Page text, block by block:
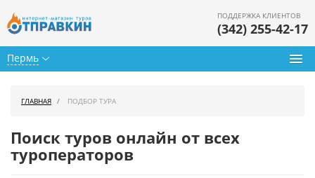
Пермь
ПОДДЕРЖКА КЛИЕНТОВ
(342) 255-42-17
Горящие туры
ГЛАВНАЯ ПОДБОР ТУРА
Поиск туров онлайн от всех
туроператоров